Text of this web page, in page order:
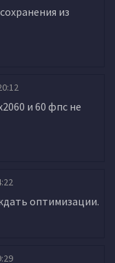
из
и 60 фпс не
оптимизации.